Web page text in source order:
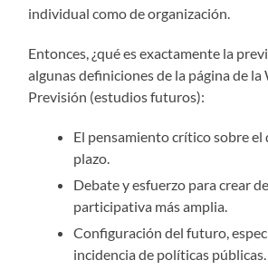
individual como de organización.
Entonces, ¿qué es exactamente la
algunas definiciones de la página de
Previsión (estudios futuros):
El pensamiento crítico sobre el
plazo.
Debate y esfuerzo para crear
participativa más amplia.
Configuración del futuro,
incidencia de políticas públicas.